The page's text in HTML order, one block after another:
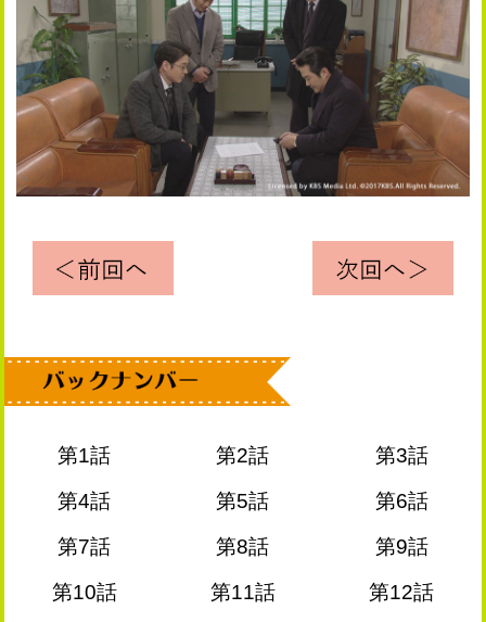
第1話 第2話
第3話
第4話
第5話
第6話
第7話
第8話
第9話
第10話
第11話
第12話